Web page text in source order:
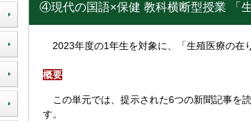
④現代の国語×保健 教科横断型授業 「
2023年度の1年生を対象に、「生殖医療の在
概要
この単元では、提示された6つの新聞記事を
す。